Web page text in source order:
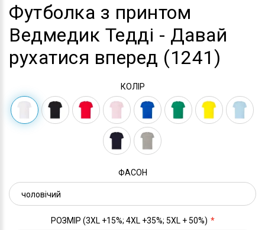
Футболка з принтом
Ведмедик Тедді - Давай
рухатися вперед (1241)
КОЛІР
ФАСОН
РОЗМІР (3XL +15%; 4XL +35%; 5XL + 50%)